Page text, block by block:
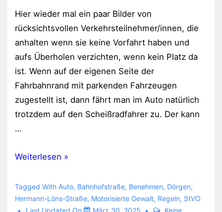
Hier wieder mal ein paar Bilder von
rücksichtsvollen Verkehrsteilnehmer/innen, die
anhalten wenn sie keine Vorfahrt haben und
aufs Überholen verzichten, wenn kein Platz da
ist. Wenn auf der eigenen Seite der
Fahrbahnrand mit parkenden Fahrzeugen
zugestellt ist, dann fährt man im Auto natürlich
trotzdem auf den Scheißradfahrer zu. Der kann
…
Rücksicht
Weiterlesen »
Tagged With Auto, Bahnhofstraße, Benehmen, Dörgen,
Hermann-Löns-Straße, Motorisierte Gewalt, Regeln, StVO
Last Updated On
März 30, 2025 Keine